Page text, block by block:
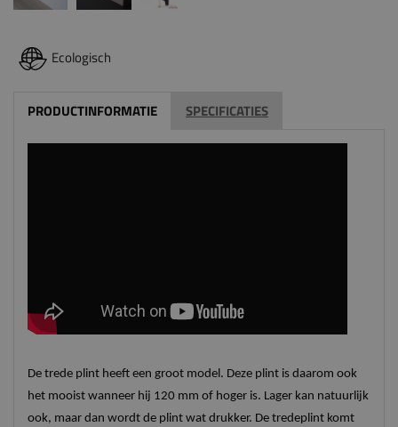
Ecologisch
PRODUCTINFORMATIE SPECIFICATIES
De trede plint heeft een groot model. Deze plint is daarom ook
het mooist wanneer hij 120 mm of hoger is. Lager kan natuurlijk
ook, maar dan wordt de plint wat drukker. De tredeplint komt